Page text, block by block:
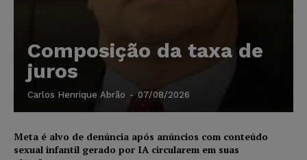
Composição da taxa de
juros
Carlos Henrique Abrão - 07/08/2026
Meta é alvo de denúncia após anúncios com conteúdo
sexual infantil gerado por IA circularem em suas